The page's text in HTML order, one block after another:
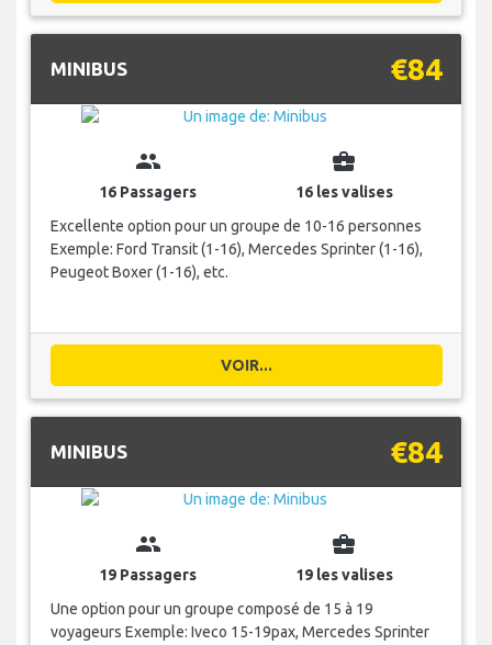
MINIBUS €84
group
16 Passagers
business_center
16 les valises
Excellente option pour un groupe de 10-16 personnes
Exemple: Ford Transit (1-16), Mercedes Sprinter (1-16),
Peugeot Boxer (1-16), etc.
VOIR...
MINIBUS €84
group
19 Passagers
business_center
19 les valises
Une option pour un groupe composé de 15 à 19
voyageurs Exemple: Iveco 15-19pax, Mercedes Sprinter